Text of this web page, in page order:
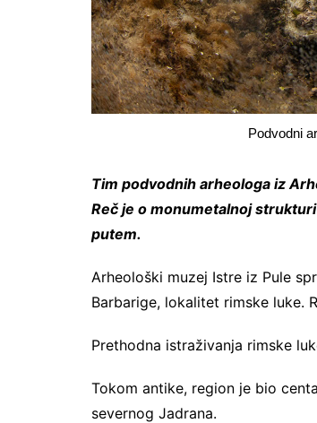
Podvodni
Tim podvodnih arheologa iz
Reč je o monumetalnoj
putem.
Arheološki muzej Istre iz Pule
Barbarige, lokalitet rimske luke.
Prethodna istraživanja rimske
Tokom antike, region je bio
severnog Jadrana.